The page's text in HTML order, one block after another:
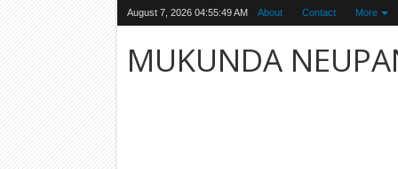
August 7, 2026 04:55:50 AM About Contact More
MUKUNDA